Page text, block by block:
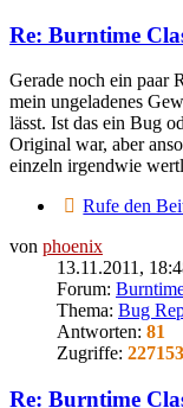
Re: Burntime
Gerade noch ein paar
mein ungeladenes
lässt. Ist das ein Bug
Original war, aber
einzeln irgendwie
Rufe den
von phoenix
13.11.2011,
Forum:
Thema: Bug
Antworten: 81
Zugriffe: 227153
Re: Burntime